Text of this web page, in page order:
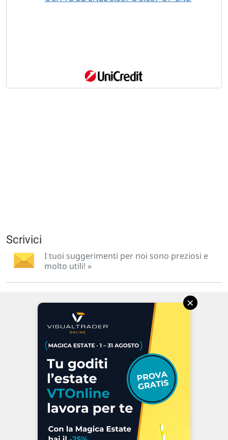
Scrivici
I tuoi suggerimenti per noi sono preziosi e
molto utili! »
Via Macanno, 38/A
P.IVA 02 452 460 401
Chi siamo
Commenti e segnalazioni
Contattaci
×